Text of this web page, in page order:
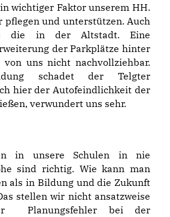
wichtiger Faktor unserem HH.
pflegen und unterstützen. Auch
die in der Altstadt. Eine
der Parkplätze hinter
uns nicht nachvollziehbar.
schadet der Telgter
hier der Autofeindlichkeit der
verwundert uns sehr.
in unsere Schulen in nie
sind richtig. Wie kann man
als in Bildung und die Zukunft
stellen wir nicht ansatzweise
Planungsfehler bei der